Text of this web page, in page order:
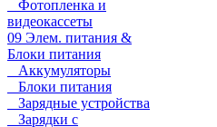
Фотопленка и
видеокассеты
09 Элем. питания &
Блоки питания
Аккумуляторы
Блоки питания
Зарядные устройства
Зарядки с